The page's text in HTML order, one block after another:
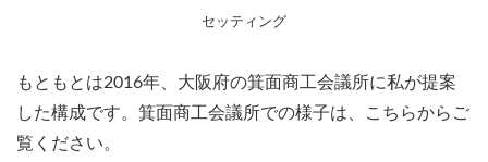
セッティング
もともとは2016年、大阪府の箕面商工会議所に私が提案
した構成です。箕面商工会議所での様子は、こちらからご
覧ください。